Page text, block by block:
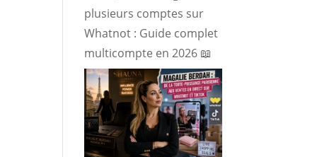
plusieurs comptes sur
Whatnot : Guide complet
multicompte en 2026 📖